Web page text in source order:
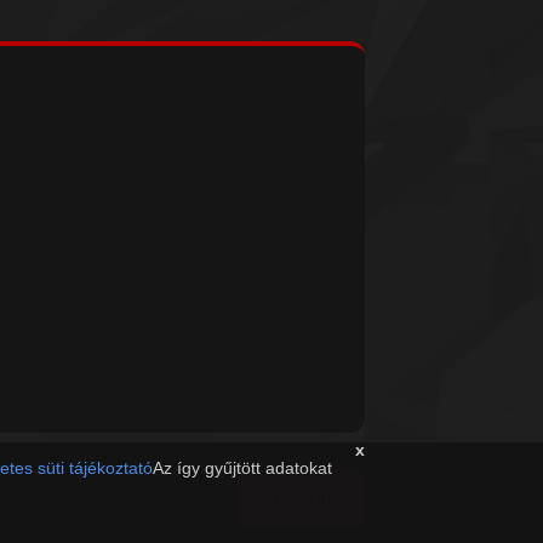
x
süti tájékoztatóAz így gyűjtött adatokat